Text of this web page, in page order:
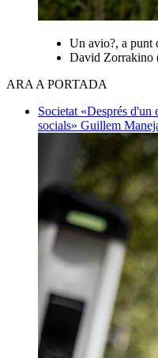
Un avio?, a punt
David Zorrakino
ARA A PORTADA
Societat «Després d'un
socials» Guillem